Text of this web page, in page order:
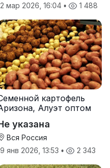
мар 2026, 16:04 • 1 488
картофель
Алуэт оптом
указана
Вся Россия
янв 2026, 13:53 • 2 343